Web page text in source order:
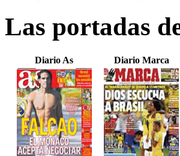
Las portadas
Diario As Diario Marca